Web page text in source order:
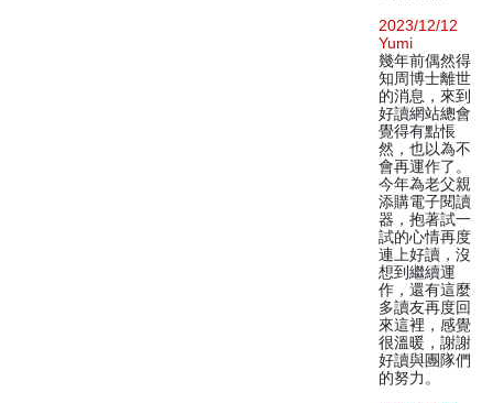
2023/12/12
Yumi
幾年前偶然得
知周博士離世
的消息，來到
好讀網站總會
覺得有點悵
然，也以為不
會再運作了。
今年為老父親
添購電子閱讀
器，抱著試一
試的心情再度
連上好讀，沒
想到繼續運
作，還有這麼
多讀友再度回
來這裡，感覺
很溫暖，謝謝
好讀與團隊們
的努力。